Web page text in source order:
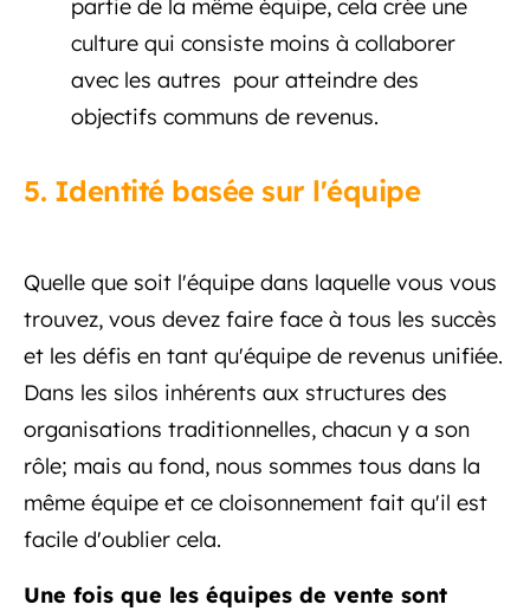
partie de la même équipe, cela crée une
culture qui consiste moins à collaborer
avec les autres pour atteindre des
objectifs communs de revenus.
5. Identité basée sur l'équipe
Quelle que soit l'équipe dans laquelle vous vous
trouvez, vous devez faire face à tous les succès
et les défis en tant qu'équipe de revenus unifiée.
Dans les silos inhérents aux structures des
organisations traditionnelles, chacun y a son
rôle; mais au fond, nous sommes tous dans la
même équipe et ce cloisonnement fait qu'il est
facile d'oublier cela.
Une fois que les équipes de vente sont